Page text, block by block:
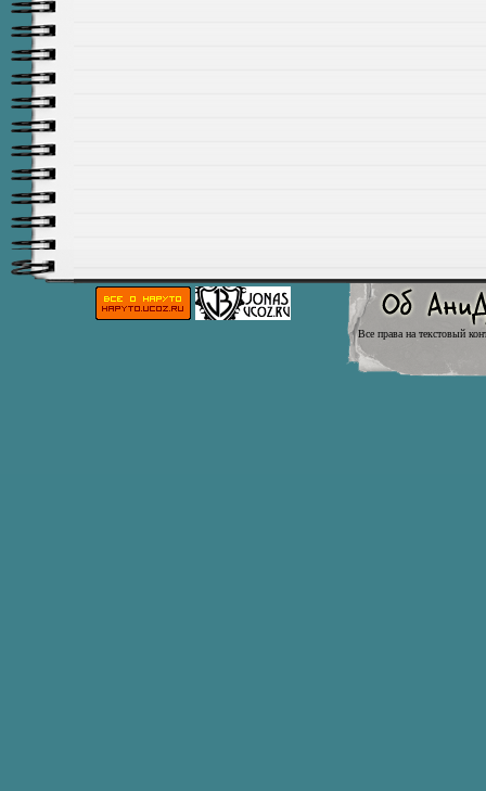
Все права на текстовый